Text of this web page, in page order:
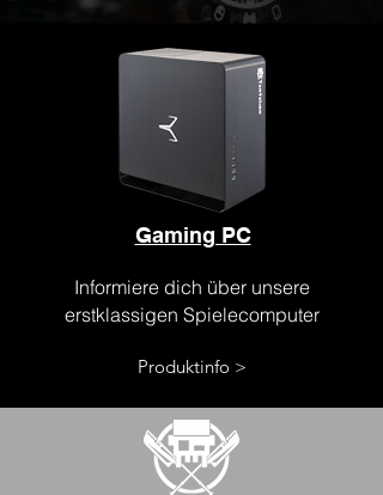
Gaming PC
Informiere dich über unsere
erstklassigen Spielecomputer
Produktinfo >